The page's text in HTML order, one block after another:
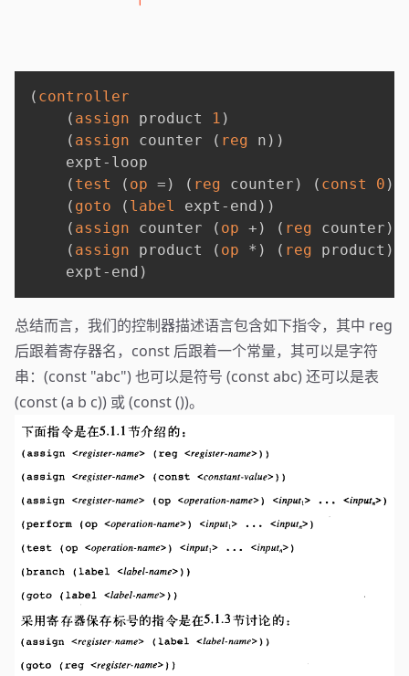
( controller
( assign product 1 )
( assign counter ( reg n ) )
    expt-loop
( test ( op = ) ( reg counter ) ( const 0 )
( goto ( label expt-end ) )
( assign counter ( op + ) ( reg counter )
( assign product ( op * ) ( reg product )
    expt-end
)
总结而言，我们的控制器描述语言包含如下指令，其中 reg
后跟着寄存器名，const 后跟着一个常量，其可以是字符
串：(const "abc") 也可以是符号 (const abc) 还可以是表
(const (a b c)) 或 (const ())。